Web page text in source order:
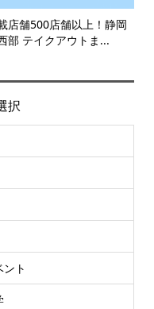
店舗500店舗以上！静岡
部 テイクアウトま...
択
ト